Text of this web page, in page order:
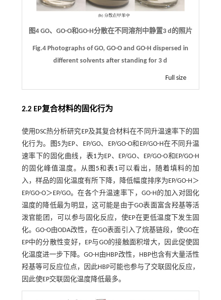
图4 GO、GO-O和GO-H分散在不同溶剂中静置3 d的照片
Fig.4 Photographs of GO, GO-O and GO-H dispersed in
different solvents after standing for 3 d
Full size
2.2 EP复合材料的固化行为
使用DSC热分析研究EP及其复合材料在不同升温速率下的固
化行为。
图5为EP、EP/GO、EP/GO-O和EP/GO-H在不同升温
速率下的固化曲线， 表1为EP、EP/GO、EP/GO-O和EP/GO-H
的固化峰值温度。从 图5和表1 可以看出，随着填料的加
入，样品的固化温度有所下降，降低幅度排序为EP/GO-H＞
EP/GO-O＞EP/GO。在各个升温速率下，GO-H的加入对固化
温度的降低最为明显，这可能是由于GO表面富含羟基等活
泼官能团，可以参与固化反应，使EP在更低温度下发生固
化。GO-O由ODA改性，在GO表面引入了烷基链段，使GO在
EP中的分散性变好，EP与GO的接触面积增大，因此促使固
化温度进一步下降。GO-H由HBP改性，HBP也含有大量活性
羟基等可反应位点，因此HBP可能也参与了交联固化反应，
因此使EP交联固化温度降低最多。